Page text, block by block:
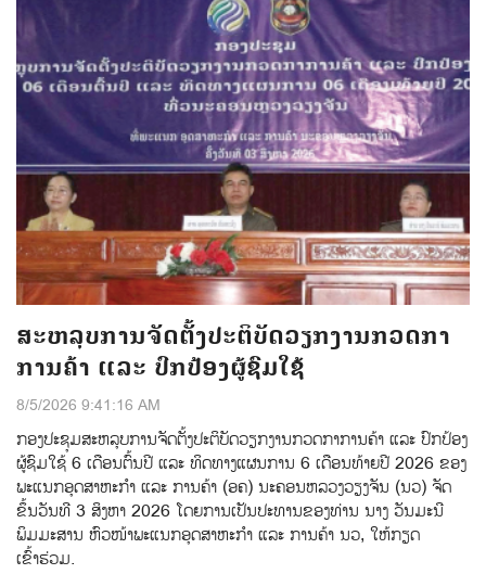
ສະຫລຸບການຈັດຕັ້ງປະຕິບັດວຽກງານກວດກາ
ການຄ້າ ແລະ ປົກປ້ອງຜູ້ຊົມໃຊ້
8/5/2026 9:41:16 AM
ກອງປະຊຸມສະຫລຸບການຈັດຕັ້ງປະຕິບັດວຽກງານກວດກາການຄ້າ ແລະ ປົກປ້ອງ
ຜູ້ຊົມໃຊ້ 6 ເດືອນຕົ້ນປີ ແລະ ທິດທາງແຜນການ 6 ເດືອນທ້າຍປີ 2026 ຂອງ
ພະແນກອຸດສາຫະກຳ ແລະ ການຄ້າ (ອຄ) ນະຄອນຫລວງວຽງຈັນ (ນວ) ຈັດ
ຂຶ້ນວັນທີ 3 ສິງຫາ 2026 ໂດຍການເປັນປະທານຂອງທ່ານ ນາງ ວັນມະນີ
ພິມມະສານ ຫົວໜ້າພະແນກອຸດສາຫະກຳ ແລະ ການຄ້າ ນວ, ໃຫ້ກຽດ
ເຂົ້າຮ່ວມ.